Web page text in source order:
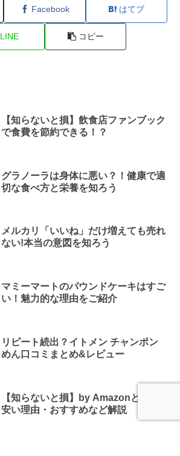
Facebook はてブ
LINE コピー
【知らないと損】飲食店ファンブック
で食費を節約できる！？
グラノーラは身体に悪い？！健康で適
切な食べ方と栄養を知ろう
メルカリ「いいね」だけ増えても売れ
ない!本当の意図を知ろう
マミーマートのパウンドケーキはすご
い！魅力的な理由をご紹介
リピート続出？イトメン チャンポン
めん口コミまとめ&レビュー
【知らないと損】by Amazonとは？
安い理由・おすすめなど解説